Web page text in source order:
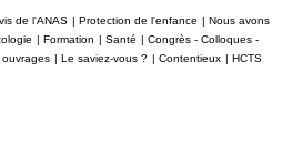
de l'ANAS | Protection de l'enfance | Nous avons
| Formation | Santé | Congrès - Colloques -
| Le saviez-vous ? | Contentieux | HCTS